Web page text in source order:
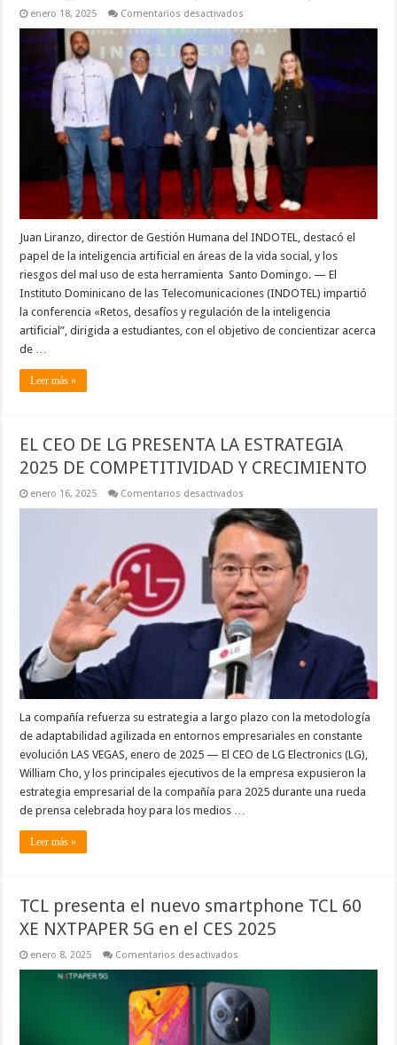
enero 18, 2025 Comentarios desactivados
conferencia
a
estudiantes
sobre
riesgo
que
representa
la
inteligencia
artificial
para
los
trabajadores
Juan Liranzo, director de Gestión Humana del INDOTEL, destacó el
papel de la inteligencia artificial en áreas de la vida social, y los
riesgos del mal uso de esta herramienta Santo Domingo. — El
Instituto Dominicano de las Telecomunicaciones (INDOTEL) impartió
la conferencia «Retos, desafíos y regulación de la inteligencia
artificial”, dirigida a estudiantes, con el objetivo de concientizar acerca
de …
Leer más »
EL CEO DE LG PRESENTA LA ESTRATEGIA
2025 DE COMPETITIVIDAD Y CRECIMIENTO
enero 16, 2025 Comentarios desactivados
CEO
DE
LG
PRESENTA
LA
ESTRATEGIA
2025
DE
COMPETITIVIDAD
Y
CRECIMIENTO
La compañía refuerza su estrategia a largo plazo con la metodología
de adaptabilidad agilizada en entornos empresariales en constante
evolución LAS VEGAS, enero de 2025 — El CEO de LG Electronics (LG),
William Cho, y los principales ejecutivos de la empresa expusieron la
estrategia empresarial de la compañía para 2025 durante una rueda
de prensa celebrada hoy para los medios …
Leer más »
TCL presenta el nuevo smartphone TCL 60
XE NXTPAPER 5G en el CES 2025
enero 8, 2025 Comentarios desactivados
el
nuevo
smartphone
TCL
60